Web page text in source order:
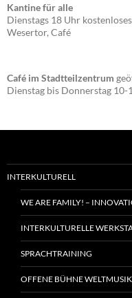
Kantine für alle
Dienstags 18 Uhr
Wesertor, Café
Café im Stadtteilzentrum
Dienstag bis Donnerstag 10-
INTERKULTURELL
WE ARE FAMILY! –
INTERKULTURELLE
SPRACHTRAINING
OFFENE BÜHNE WELTMUSIK